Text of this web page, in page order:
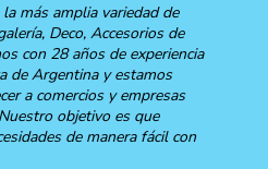
más amplia variedad de
Deco, Accesorios de
con 28 años de experiencia
de Argentina y estamos
a comercios y empresas
objetivo es que
de manera fácil con